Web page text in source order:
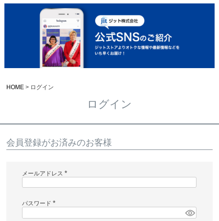
HOME ログイン
ログイン
会員登録がお済みのお客様
メールアドレス
必
パスワード
必